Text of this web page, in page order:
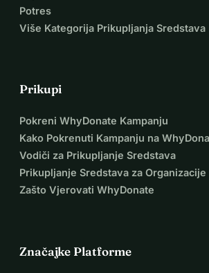
Potres
Više Kategorija Prikupljanja Sredstava
Prikupi
Pokreni WhyDonate Kampanju
Kako Pokrenuti Kampanju na
Vodiči za Prikupljanje Sredstava
Prikupljanje Sredstava za Organizacije
Zašto Vjerovati WhyDonate
Značajke Platforme